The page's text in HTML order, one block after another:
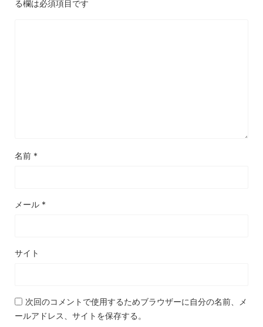
る欄は必須項目です
名前 *
メール *
サイト
次回のコメントで使用するためブラウザーに自分の名前、メ
ールアドレス、サイトを保存する。